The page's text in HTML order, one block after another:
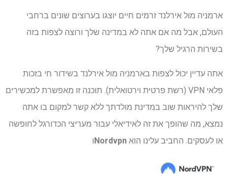
ארמניה מול אירלנד זרמים חיים יוצגו בערוצים שונים ברחבי
העולם, אבל מה אם אתה לא במדינה שלך ורוצה לצפות בזה
בשירות הרגיל שלך?
אתה עדיין יכול לצפות בארמניה מול אירלנד בשידור חי בזכות
פלאי VPN (רשת פרטית וירטואלית). תוכנה זו מאפשרת למכשירים
שלך להיראות שוב במדינת מולדתך ללא קשר למקום בו אתה
נמצא, מה שהופך את זה לאידיאלי עבור מעריצי הכדורגל לחופשה
או לעסקים. החביב עלינו הוא Nordvpnו